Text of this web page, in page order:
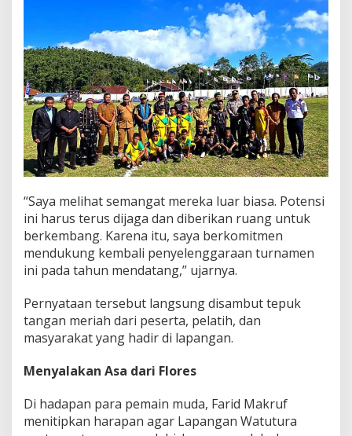
“Saya melihat semangat mereka luar biasa. Potensi
ini harus terus dijaga dan diberikan ruang untuk
berkembang. Karena itu, saya berkomitmen
mendukung kembali penyelenggaraan turnamen
ini pada tahun mendatang,” ujarnya.
Pernyataan tersebut langsung disambut tepuk
tangan meriah dari peserta, pelatih, dan
masyarakat yang hadir di lapangan.
Menyalakan Asa dari Flores
Di hadapan para pemain muda, Farid Makruf
menitipkan harapan agar Lapangan Watutura